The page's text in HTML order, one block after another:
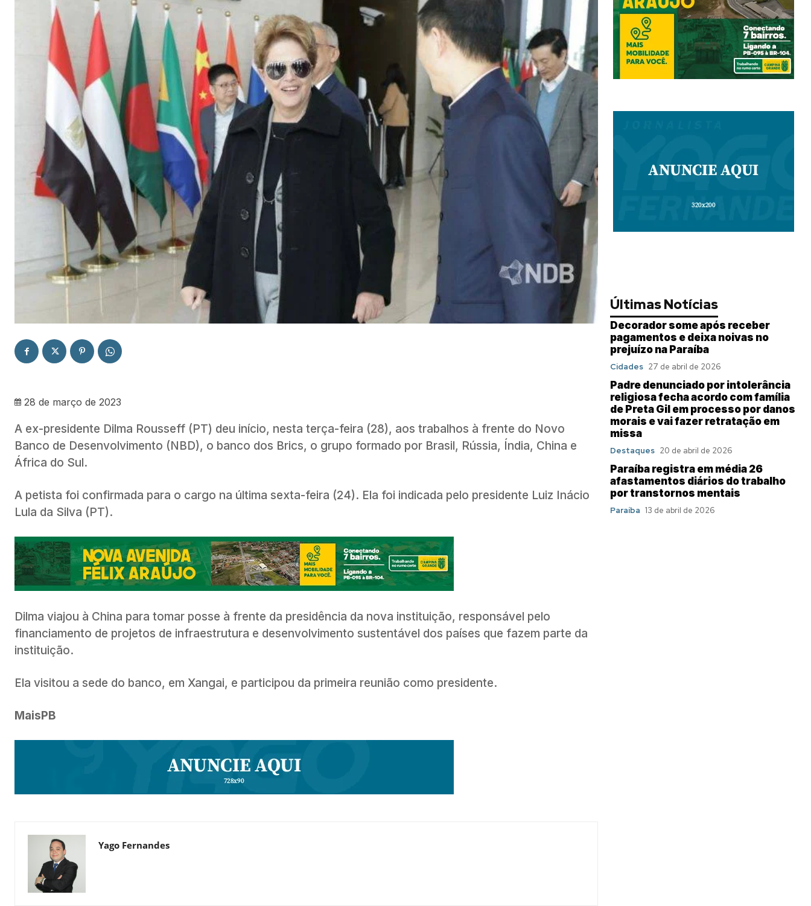
28 de março de 2023
A ex-presidente Dilma Rousseff (PT) deu início, nesta terça-feira (28), aos trabalhos à frente do Novo
Banco de Desenvolvimento (NBD), o banco dos Brics, o grupo formado por Brasil, Rússia, Índia, China e
África do Sul.
A petista foi confirmada para o cargo na última sexta-feira (24). Ela foi indicada pelo presidente Luiz Inácio
Lula da Silva (PT).
Dilma viajou à China para tomar posse à frente da presidência da nova instituição, responsável pelo
financiamento de projetos de infraestrutura e desenvolvimento sustentável dos países que fazem parte da
instituição.
Ela visitou a sede do banco, em Xangai, e participou da primeira reunião como presidente.
MaisPB
Yago Fernandes
Últimas Notícias
Decorador some após receber
pagamentos e deixa noivas no
prejuízo na Paraíba
Cidades 27 de abril de 2026
Padre denunciado por intolerância
religiosa fecha acordo com família
de Preta Gil em processo por danos
morais e vai fazer retratação em
missa
Destaques 20 de abril de 2026
Paraíba registra em média 26
afastamentos diários do trabalho
por transtornos mentais
Paraíba 13 de abril de 2026